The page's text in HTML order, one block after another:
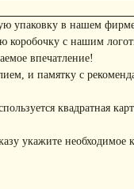
упаковку в нашем
с нашим
впечатление!
и памятку с
квадратная
укажите необходимое